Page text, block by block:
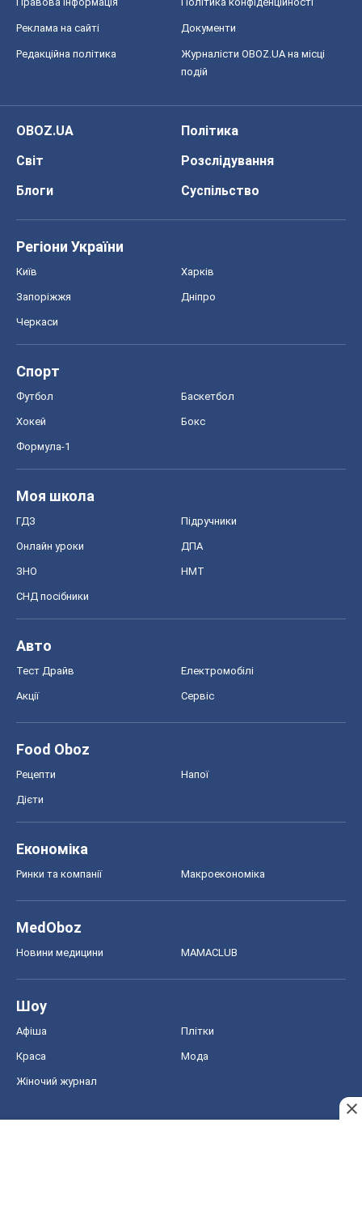
Реклама на сайті Документи
Редакційна політика
Журналісти OBOZ.UA на місці
подій
OBOZ.UA
Політика
Світ
Розслідування
Блоги
Суспільство
Регіони України
Київ Харків
Запоріжжя Дніпро
Черкаси
Спорт
Футбол Баскетбол
Хокей Бокс
Формула-1
Моя школа
ГДЗ Підручники
Онлайн уроки ДПА
ЗНО НМТ
СНД посібники
Авто
Тест Драйв Електромобілі
Акції Сервіс
Food Oboz
Рецепти Напої
Дієти
Економіка
Ринки та компанії Макроекономіка
MedOboz
Новини медицини MAMACLUB
Шоу
Афіша Плітки
Краса Мода
Жіночий журнал